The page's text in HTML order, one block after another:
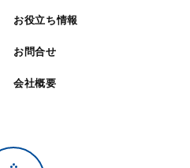
お役立ち情報
お問合せ
会社概要